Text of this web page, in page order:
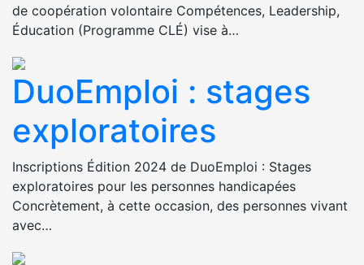
de coopération volontaire Compétences, Leadership,
Éducation (Programme CLÉ) vise à…
DuoEmploi : stages
exploratoires
Inscriptions Édition 2024 de DuoEmploi : Stages
exploratoires pour les personnes handicapées
Concrètement, à cette occasion, des personnes vivant
avec…